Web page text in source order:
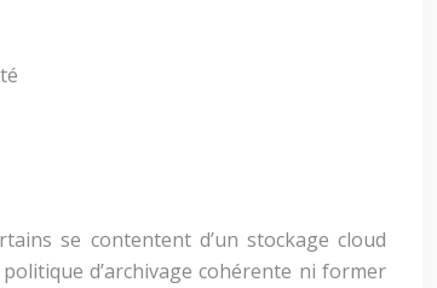
se contentent d’un stockage cloud
d’archivage cohérente ni former